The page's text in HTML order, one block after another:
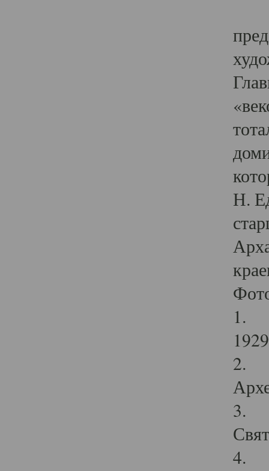
Н.
1.
2.
3.
4.